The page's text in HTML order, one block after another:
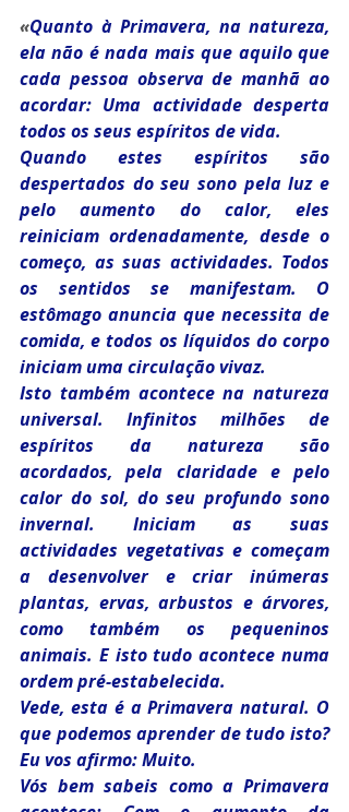
«Quanto à Primavera, na natureza,
ela não é nada mais que aquilo que
cada pessoa observa de manhã ao
acordar: Uma actividade desperta
todos os seus espíritos de vida.
Quando estes espíritos são
despertados do seu sono pela luz e
pelo aumento do calor, eles
reiniciam ordenadamente, desde o
começo, as suas actividades. Todos
os sentidos se manifestam. O
estômago anuncia que necessita de
comida, e todos os líquidos do corpo
iniciam uma circulação vivaz.
Isto também acontece na natureza
universal. Infinitos milhões de
espíritos da natureza são
acordados, pela claridade e pelo
calor do sol, do seu profundo sono
invernal. Iniciam as suas
actividades vegetativas e começam
a desenvolver e criar inúmeras
plantas, ervas, arbustos e árvores,
como também os pequeninos
animais. E isto tudo acontece numa
ordem pré-estabelecida.
Vede, esta é a Primavera natural. O
que podemos aprender de tudo isto?
Eu vos afirmo: Muito.
Vós bem sabeis como a Primavera